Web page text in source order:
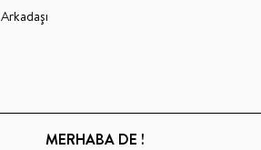
MERHABA DE !